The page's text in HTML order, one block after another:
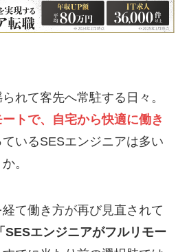
れて客先へ常駐する日々。
ートで、自宅から快適に働き
いるSESエンジニアは多い
。
て働き方が再び見直されて
「SESエンジニアがフルリモー